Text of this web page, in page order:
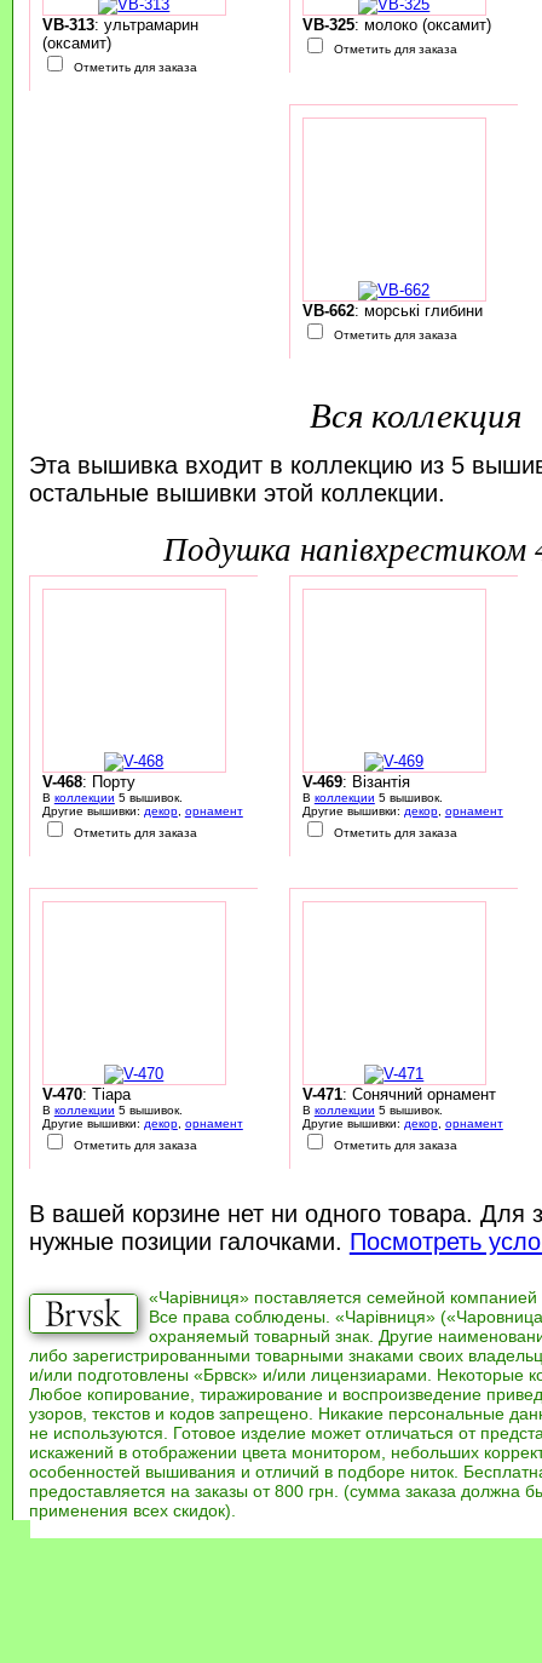
VB-313: ультрамарин
(оксамит)
Отметить для заказа
VB-325: молоко (оксамит)
Отметить для заказа
VB-662: морські глибини
Отметить для заказа
Вся коллекция
Эта вышивка входит в коллекцию из 5
остальные вышивки этой коллекции.
подушка
V-468: Порту
В коллекции 5 вышивок.
Другие вышивки: декор, орнамент
Отметить для заказа
V-469: Візантія
В коллекции 5 вышивок.
Другие вышивки: декор, орнамент
Отметить для заказа
V-470: Тіара
В коллекции 5 вышивок.
Другие вышивки: декор, орнамент
Отметить для заказа
V-471: Сонячний орнамент
В коллекции 5 вышивок.
Другие вышивки: декор, орнамент
Отметить для заказа
В вашей корзине нет ни одного товара. Для
нужные позиции галочками. Посмотреть
«Чарівниця» поставляется семейной компанией
Все права соблюдены. «Чарівниця»
охраняемый товарный знак. Другие
либо зарегистрированными товарными знаками своих
и/или подготовлены «Брвск» и/или лицензиарами. Некоторые
Любое копирование, тиражирование и воспроизведение
узоров, текстов и кодов запрещено. Никакие персональные
не используются. Готовое изделие может отличаться от
искажений в отображении цвета монитором, небольших
особенностей вышивания и отличий в подборе ниток.
предоставляется на заказы от 800 грн. (сумма заказа должна
применения всех скидок).